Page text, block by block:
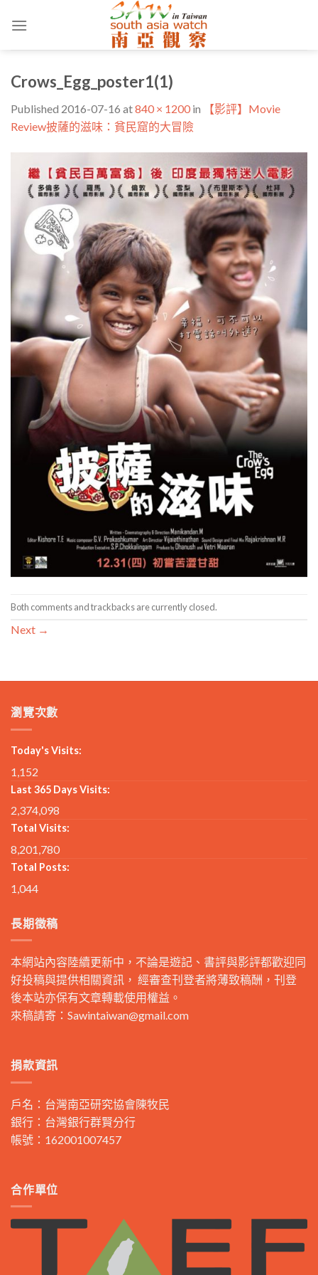
Crows_Egg_poster1(1)
Published 2016-07-16 at840 × 1200 in
【影評】Movie
Review披薩的滋味：貧民窟的大冒險
Both comments and trackbacks are currently closed.
Next →
瀏覽次數
Today's Visits:
1,152
Last 365 Days Visits:
2,374,098
Total Visits:
8,201,780
Total Posts:
1,044
長期徵稿
本網站內容陸續更新中，不論是遊記、書評與影評都歡迎同
好投稿與提供相關資訊， 經審查刊登者將薄致稿酬，刊登
後本站亦保有文章轉載使用權益。
來稿請寄： Sawintaiwan@gmail.com
捐款資訊
戶名：台灣南亞研究協會陳牧民
銀行：台灣銀行群賢分行
帳號：162001007457
合作單位